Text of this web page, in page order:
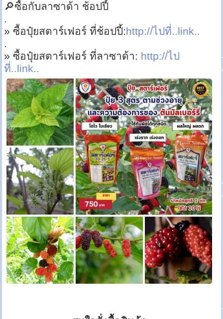
🔎ซื้อกับลาซาด้า ช้อปปี้
.
» ซื้อปุ๋ยสตาร์เฟอร์ ที่ช้อปปี้:http://ไปที่..link..
.
» ซื้อปุ๋ยสตาร์เฟอร์ ที่ลาซาด้า: http://ไป
ที่..link..